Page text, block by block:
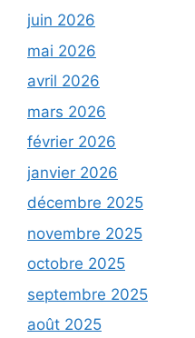
juin 2026
mai 2026
avril 2026
mars 2026
février 2026
janvier 2026
décembre 2025
novembre 2025
octobre 2025
septembre 2025
août 2025